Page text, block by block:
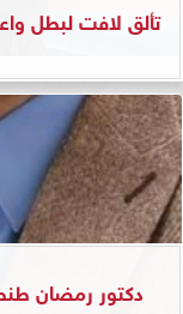
تألق لافت لبطل
دكتور رمضان